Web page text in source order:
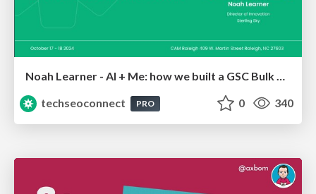
Noah Learner - AI + Me: how we built a GSC Bulk Export data pipeline
techseoconnect
PRO 0 340